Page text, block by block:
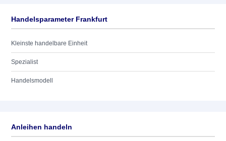
Handelsparameter Frankfurt
Kleinste handelbare Einheit
Spezialist
Handelsmodell
Anleihen handeln